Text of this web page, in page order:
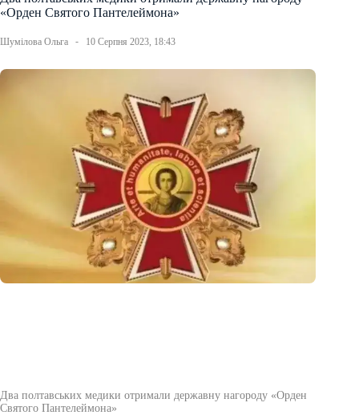
«Орден Святого Пантелеймона»
Шумілова Ольга 10 Серпня 2023, 18:43
Два полтавських медики отримали державну нагороду «Орден
Святого Пантелеймона»